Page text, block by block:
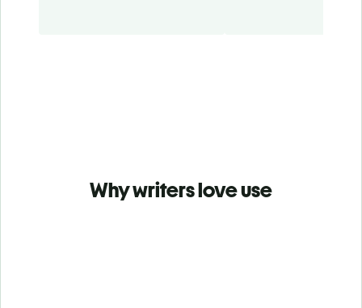
Why writers love use